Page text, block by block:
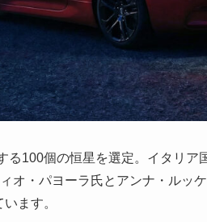
る100個の恒星を選定。イタリア
オ・パヨーラ氏とアンナ・ルッ
ます。